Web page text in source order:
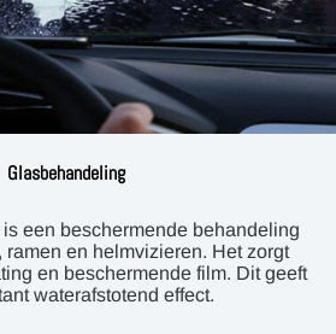
Glasbehandeling
een beschermende behandeling
ramen en helmvizieren. Het zorgt
en beschermende film. Dit geeft
waterafstotend effect.